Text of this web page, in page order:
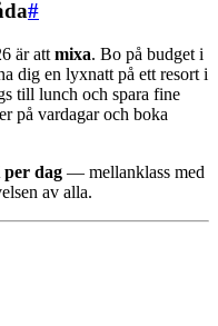
#
är att mixa. Bo på budget i
dig en lyxnatt på ett resort i
till lunch och spara fine
på vardagar och boka
per dag — mellanklass med
av alla.